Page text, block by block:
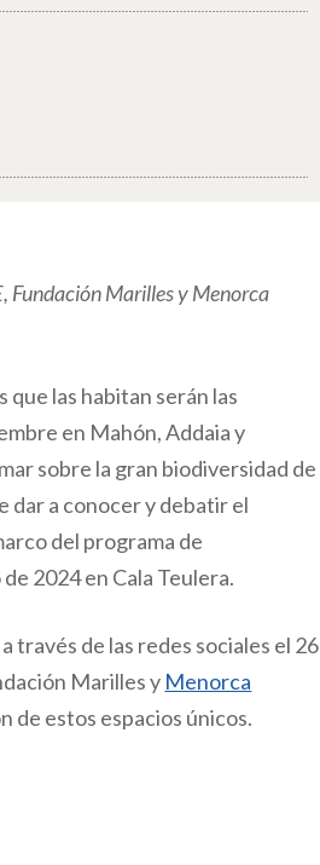
Fundación Marilles y Menorca
que las habitan serán las
en Mahón, Addaia y
sobre la gran biodiversidad de
dar a conocer y debatir el
del programa de
2024 en Cala Teulera.
a través de las redes sociales el 26
Marilles y Menorca
de estos espacios únicos.